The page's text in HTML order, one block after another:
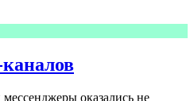
оказались не